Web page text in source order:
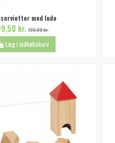
med ludo
kr.199,00 kr.
Læg i indkøbskurv